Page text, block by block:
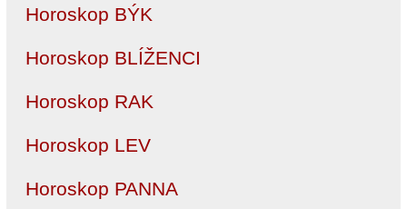
Horoskop BÝK
Horoskop BLÍŽENCI
Horoskop RAK
Horoskop LEV
Horoskop PANNA